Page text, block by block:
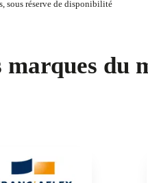
sous réserve de disponibilité
du